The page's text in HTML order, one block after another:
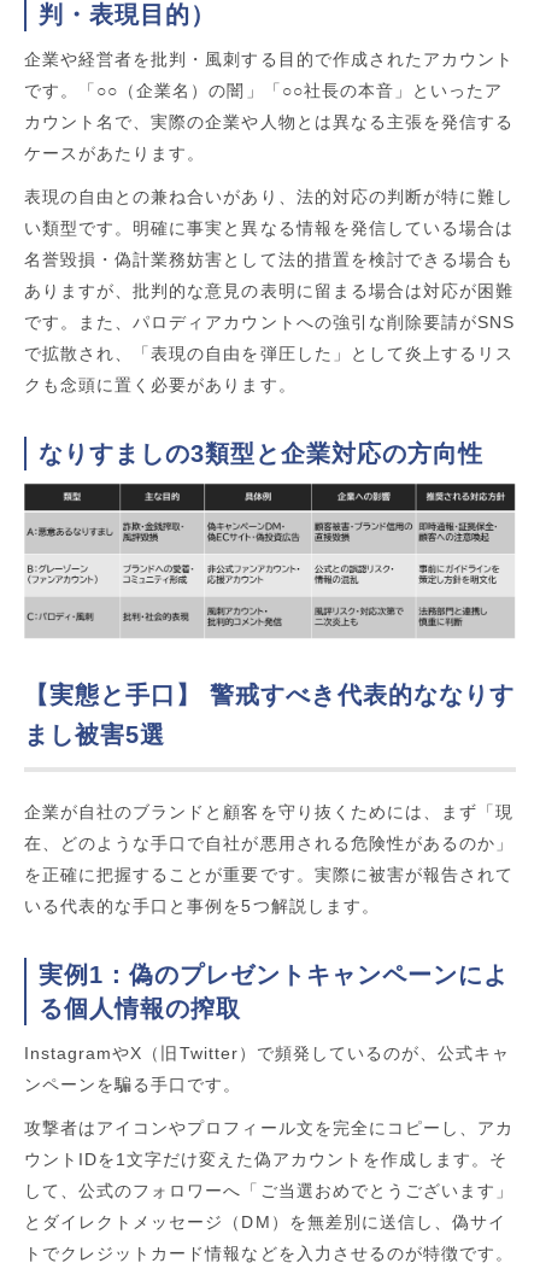
判・表現目的）
企業や経営者を批判・風刺する目的で作成されたアカウント
です。「○○（企業名）の闇」「○○社長の本音」といったア
カウント名で、実際の企業や人物とは異なる主張を発信する
ケースがあたります。
表現の自由との兼ね合いがあり、法的対応の判断が特に難し
い類型です。明確に事実と異なる情報を発信している場合は
名誉毀損・偽計業務妨害として法的措置を検討できる場合も
ありますが、批判的な意見の表明に留まる場合は対応が困難
です。また、パロディアカウントへの強引な削除要請がSNS
で拡散され、「表現の自由を弾圧した」として炎上するリス
クも念頭に置く必要があります。
なりすましの3類型と企業対応の方向性
【実態と手口】 警戒すべき代表的ななりす
まし被害5選
企業が自社のブランドと顧客を守り抜くためには、まず「現
在、どのような手口で自社が悪用される危険性があるのか」
を正確に把握することが重要です。実際に被害が報告されて
いる代表的な手口と事例を5つ解説します。
実例1：偽のプレゼントキャンペーンによ
る個人情報の搾取
InstagramやX（旧Twitter）で頻発しているのが、公式キャ
ンペーンを騙る手口です。
攻撃者はアイコンやプロフィール文を完全にコピーし、アカ
ウントIDを1文字だけ変えた偽アカウントを作成します。そ
して、公式のフォロワーへ「ご当選おめでとうございます」
とダイレクトメッセージ（DM）を無差別に送信し、偽サイ
トでクレジットカード情報などを入力させるのが特徴です。